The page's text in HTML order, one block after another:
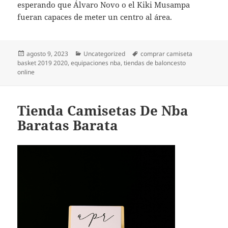
esperando que Álvaro Novo o el Kiki Musampa
fueran capaces de meter un centro al área.
Publicado
el
agosto 9, 2023 Categorías
Uncategorized Etiquetas
comprar camiseta
basket 2019 2020,equipaciones nba,tiendas de baloncesto
online
Tienda Camisetas De Nba
Baratas Barata